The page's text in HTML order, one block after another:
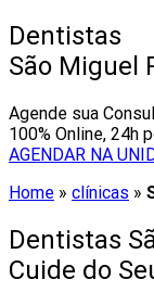
Dentistas
São Miguel
Agende sua
100% Online, 24h
AGENDAR NA
Home » clínicas »
Dentistas
Cuide do